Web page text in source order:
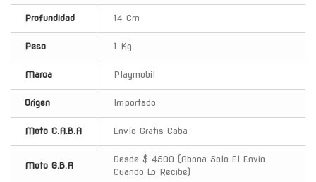
Profundidad 14 Cm
Peso 1 Kg
Marca Playmobil
Origen Importado
Moto C.A.B.A Envío Gratis Caba
Moto G.B.A
Desde $ 4500 (Abona Solo El Envio
Cuando Lo Recibe)